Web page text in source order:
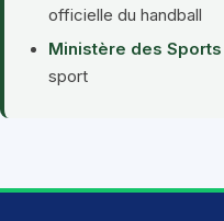
officielle du handball
Ministère des Sports
sport